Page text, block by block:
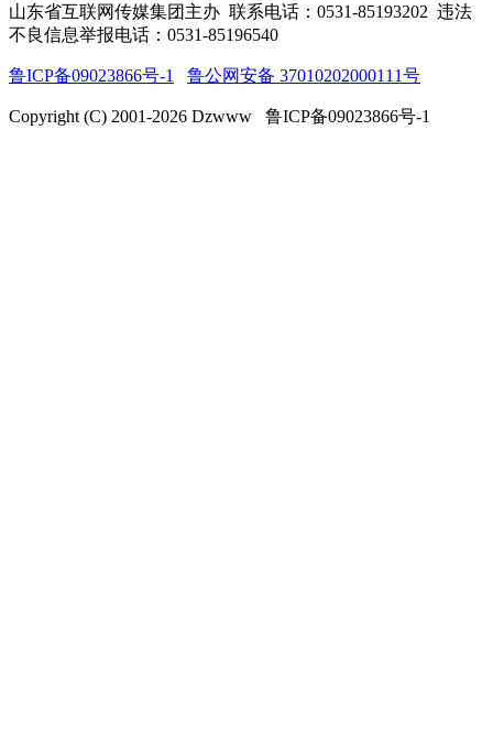
山东省互联网传媒集团主办 联系电话：0531-85193202 违法
不良信息举报电话：0531-85196540
鲁ICP备09023866号-1 鲁公网安备 37010202000111号
Copyright (C) 2001-2026 Dzwww 鲁ICP备09023866号-1